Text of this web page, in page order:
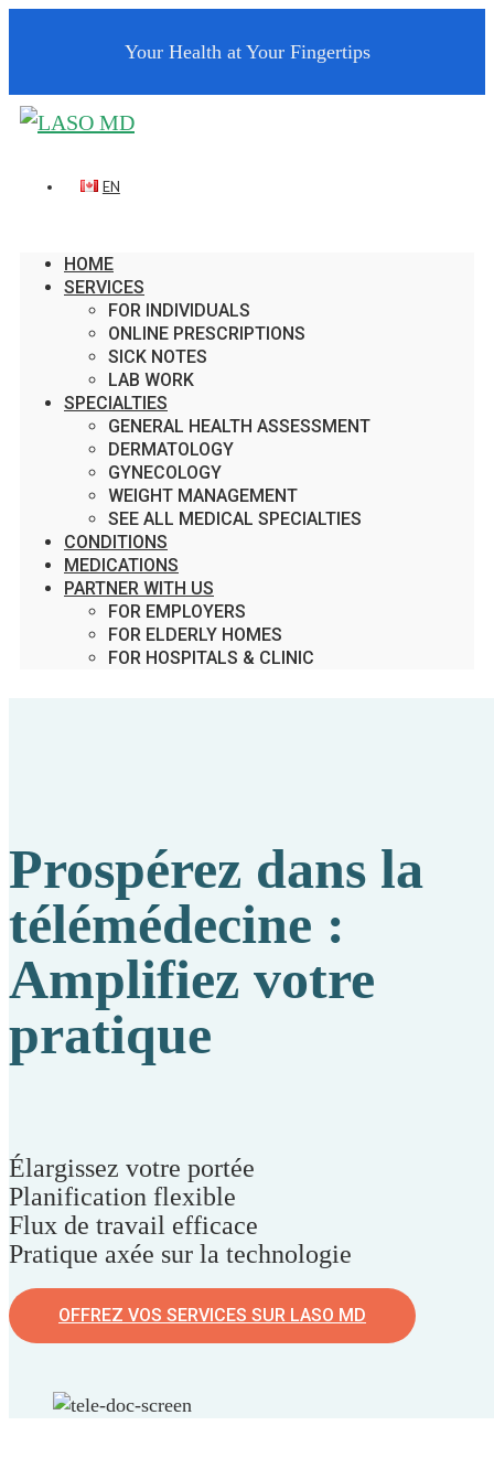
Your Health at Your Fingertips
EN
HOME
SERVICES
FOR INDIVIDUALS
ONLINE PRESCRIPTIONS
SICK NOTES
LAB WORK
SPECIALTIES
GENERAL HEALTH ASSESSMENT
DERMATOLOGY
GYNECOLOGY
WEIGHT MANAGEMENT
SEE ALL MEDICAL SPECIALTIES
CONDITIONS
MEDICATIONS
PARTNER WITH US
FOR EMPLOYERS
FOR ELDERLY HOMES
FOR HOSPITALS & CLINIC
Prospérez dans la
télémédecine :
Amplifiez votre
pratique
Élargissez votre portée
Planification flexible
Flux de travail efficace
Pratique axée sur la technologie
OFFREZ VOS SERVICES SUR LASO MD